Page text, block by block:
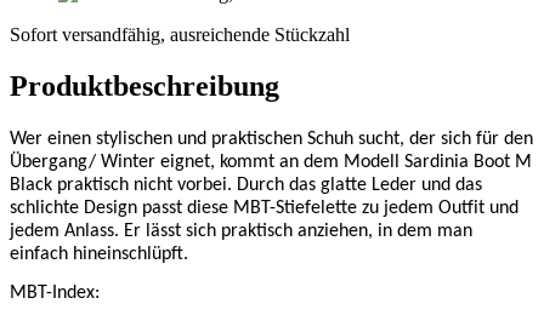
Sofort versandfähig, ausreichende Stückzahl
Produktbeschreibung
Wer einen stylischen und praktischen Schuh sucht, der sich für den
Übergang/ Winter eignet, kommt an dem Modell Sardinia Boot M
Black praktisch nicht vorbei. Durch das glatte Leder und das
schlichte Design passt diese MBT-Stiefelette zu jedem Outfit und
jedem Anlass. Er lässt sich praktisch anziehen, in dem man
einfach hineinschlüpft.
MBT-Index: